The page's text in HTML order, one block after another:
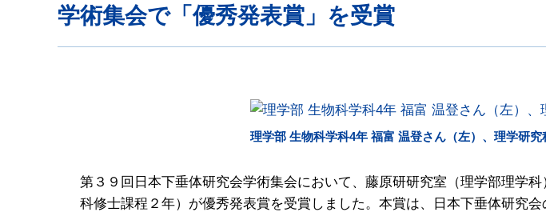
学術集会で「優秀発表賞」を受賞
理学部 生物科学科4年 福富 温登さん（左）、理学研究
第３９回日本下垂体研究会学術集会において、藤原研研究室（理学部理学
科修士課程２年）が優秀発表賞を受賞しました。本賞は、日本下垂体研究